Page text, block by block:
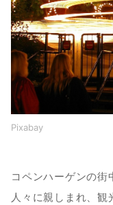
Pixabay
コペンハーゲンの
人々に親しまれ、